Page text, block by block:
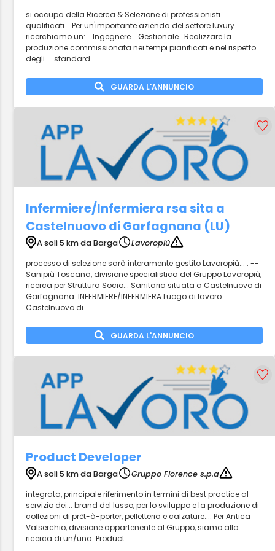
si occupa della Ricerca & Selezione di professionisti
qualificati... Per un'importante azienda del settore luxury
ricerchiamo un: Ingegnere... Gestionale Realizzare la
produzione commissionata nei tempi pianificati e nel rispetto
degli ... standard...
GUARDA L'ANNUNCIO
Infermiere/Infermiera rsa sita a
Castelnuovo di Garfagnana (LU)
A soli 5 km da Barga
Lavoropiù
processo di selezione sarà interamente gestito Lavoropiù... . --
Sanipiù Toscana, divisione specialistica del Gruppo Lavoropiù,
ricerca per Struttura Socio... Sanitaria situata a Castelnuovo di
Garfagnana: INFERMIERE/INFERMIERA Luogo di lavoro:
Castelnuovo di......
GUARDA L'ANNUNCIO
Product Developer
A soli 5 km da Barga
Gruppo Florence s.p.a
integrata, principale riferimento in termini di best practice al
servizio dei... brand del lusso, per lo sviluppo e la produzione di
collezioni di prêt-à-porter, pelletteria e calzature.... Per Antica
Valserchio, divisione appartenente al Gruppo, siamo alla
ricerca di un/una: Product...